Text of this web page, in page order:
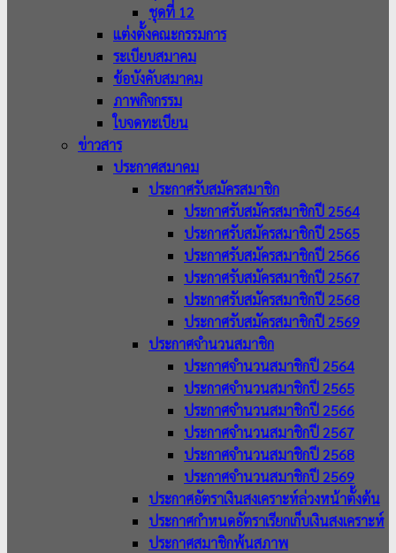
ชุดที่ 12
แต่งตั้งคณะกรรมการ
ระเบียบสมาคม
ข้อบังคับสมาคม
ภาพกิจกรรม
ใบจดทะเบียน
ข่าวสาร
ประกาศสมาคม
ประกาศรับสมัครสมาชิก
ประกาศรับสมัครสมาชิกปี 2564
ประกาศรับสมัครสมาชิกปี 2565
ประกาศรับสมัครสมาชิกปี 2566
ประกาศรับสมัครสมาชิกปี 2567
ประกาศรับสมัครสมาชิกปี 2568
ประกาศรับสมัครสมาชิกปี 2569
ประกาศจำนวนสมาชิก
ประกาศจำนวนสมาชิกปี 2564
ประกาศจำนวนสมาชิกปี 2565
ประกาศจำนวนสมาชิกปี 2566
ประกาศจำนวนสมาชิกปี 2567
ประกาศจำนวนสมาชิกปี 2568
ประกาศจำนวนสมาชิกปี 2569
ประกาศอัตราเงินสงเคราะห์ล่วงหน้าตั้งต้น
ประกาศกำหนดอัตราเรียกเก็บเงินสงเคราะห์
ประกาศสมาชิกพ้นสภาพ